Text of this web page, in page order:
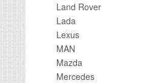
Land Rover
Lada
Lexus
MAN
Mazda
Mercedes